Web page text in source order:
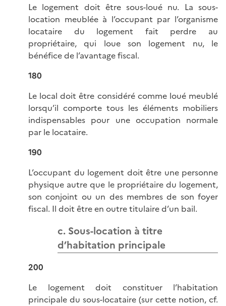
Le logement doit être sous-loué nu. La sous-
location meublée à l’occupant par l’organisme
locataire du logement fait perdre au
propriétaire, qui loue son logement nu, le
bénéfice de l’avantage fiscal.
180
Le local doit être considéré comme loué meublé
lorsqu’il comporte tous les éléments mobiliers
indispensables pour une occupation normale
par le locataire.
190
L’occupant du logement doit être une personne
physique autre que le propriétaire du logement,
son conjoint ou un des membres de son foyer
fiscal. Il doit être en outre titulaire d’un bail.
c. Sous-location à titre
d’habitation principale
200
Le logement doit constituer l’habitation
principale du sous-locataire (sur cette notion, cf.